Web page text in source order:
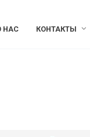
НАС КОНТАКТЫ